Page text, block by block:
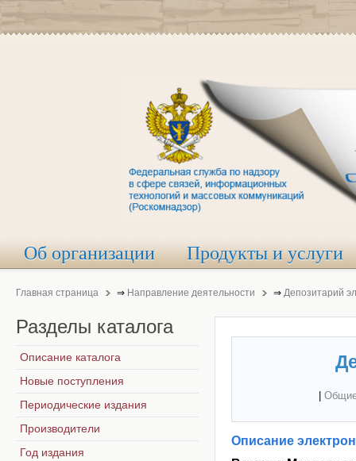
Об организации Продукты и услуги
Главная страница ⇒ Направление деятельности ⇒ Депозитарий
Описание
Разделы каталога
Описание каталога
Новые поступления
Периодические издания
Производители
Год издания